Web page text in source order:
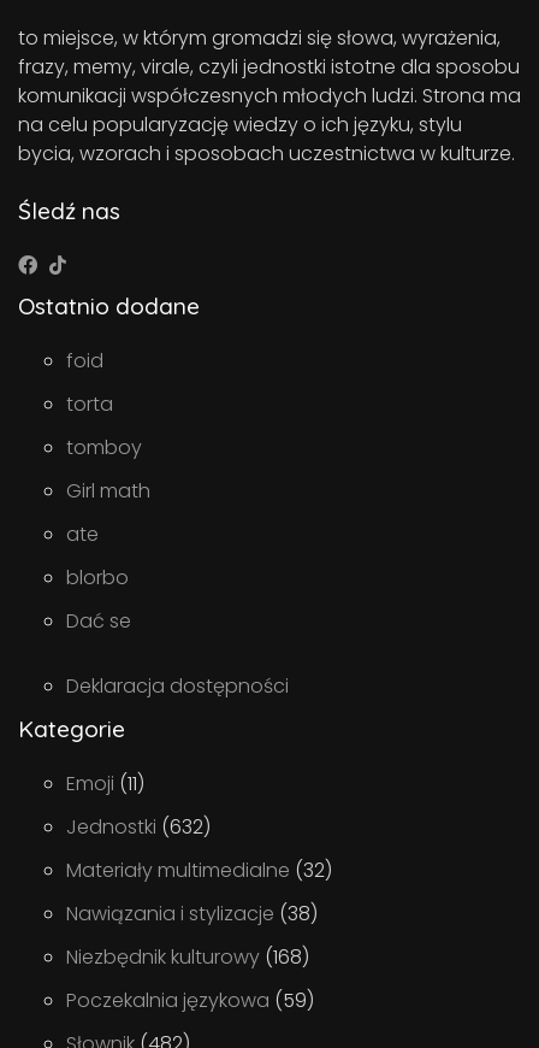
to miejsce, w którym gromadzi się słowa, wyrażenia,
frazy, memy, virale, czyli jednostki istotne dla sposobu
komunikacji współczesnych młodych ludzi. Strona ma
na celu popularyzację wiedzy o ich języku, stylu
bycia, wzorach i sposobach uczestnictwa w kulturze.
Śledź nas
Ostatnio dodane
foid
torta
tomboy
Girl math
ate
blorbo
Dać se
Deklaracja dostępności
Kategorie
Emoji (11)
Jednostki (632)
Materiały multimedialne (32)
Nawiązania i stylizacje (38)
Niezbędnik kulturowy (168)
Poczekalnia językowa (59)